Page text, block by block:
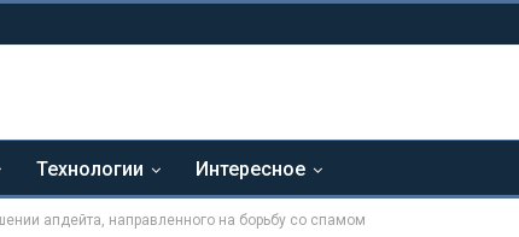
Технологии Интересное
апдейта, направленного на борьбу со спамом